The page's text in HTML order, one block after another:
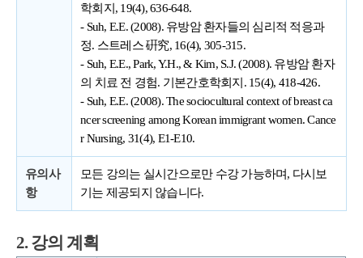
학회지, 19(4), 636-648.
- Suh, E.E. (2008). 유방암 환자들의 심리적 적응과
정. 스트레스 硏究, 16(4), 305-315.
- Suh, E.E., Park, Y.H., & Kim, S.J. (2008). 유방암 환자
의 치료 전 경험. 기본간호학회지. 15(4), 418-426.
- Suh, E.E. (2008). The sociocultural context of breast ca
ncer screening among Korean immigrant women. Cance
r Nursing, 31(4), E1-E10.
유의사
항
모든 강의는 실시간으로만 수강 가능하며, 다시보
기는 제공되지 않습니다.
2. 강의 계획